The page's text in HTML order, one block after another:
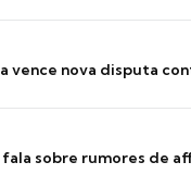
vence nova disputa
sobre rumores de